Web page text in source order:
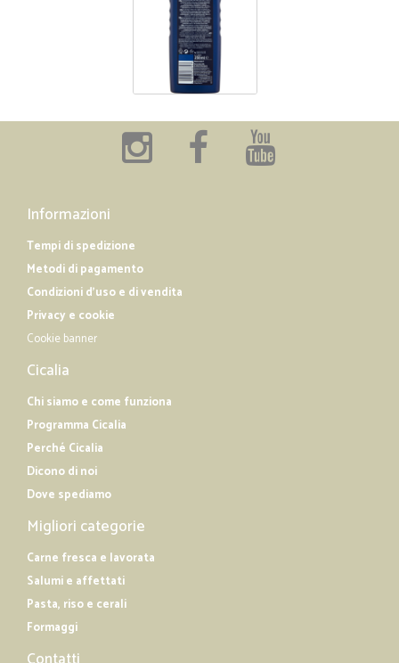
Informazioni
Tempi di spedizione
Metodi di pagamento
Condizioni d'uso e di vendita
Privacy e cookie
Cookie banner
Cicalia
Chi siamo e come funziona
Programma Cicalia
Perché Cicalia
Dicono di noi
Dove spediamo
Migliori categorie
Carne fresca e lavorata
Salumi e affettati
Pasta, riso e cerali
Formaggi